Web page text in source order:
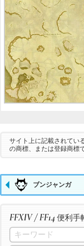
サイト上に記載されてい
の商標、または登録商標
ブンジャンガ
FFXIV / FF14 便利手